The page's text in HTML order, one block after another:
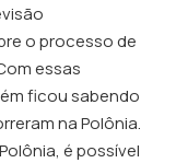
o processo de
essas
ficou sabendo
na Polônia.
é possível